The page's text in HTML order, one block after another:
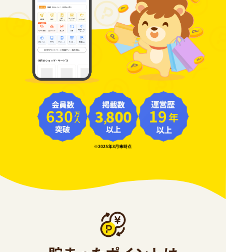
630万人 19年